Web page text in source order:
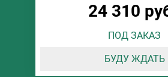
24 310
ПОД ЗАКАЗ
БУДУ ЖДАТЬ